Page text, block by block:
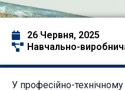
26 Червня, 2025
Навчально-
У професійно-